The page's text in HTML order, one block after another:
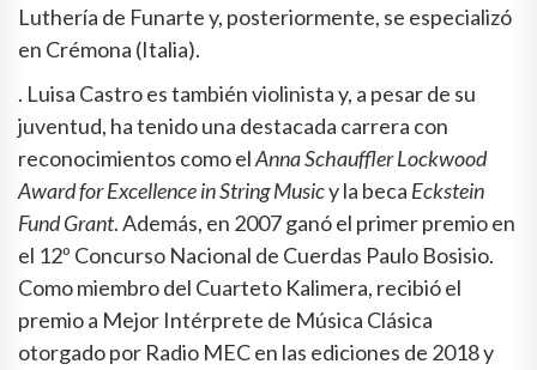
Luthería de Funarte y, posteriormente, se especializó
en Crémona (Italia).
. Luisa Castro es también violinista y, a pesar de su
juventud, ha tenido una destacada carrera con
reconocimientos como elAnna Schauffler Lockwood
Award for Excellence in String Musicy la beca Eckstein
Fund Grant. Además, en 2007 ganó el primer premio en
el 12º Concurso Nacional de Cuerdas Paulo Bosisio.
Como miembro del Cuarteto Kalimera, recibió el
premio a Mejor Intérprete de Música Clásica
otorgado por Radio MEC en las ediciones de 2018 y